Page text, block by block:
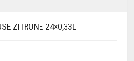
ZITRONE 24×0,33L